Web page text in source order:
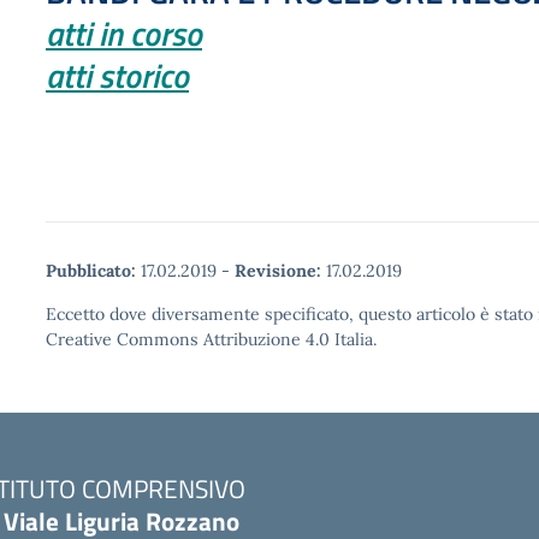
atti in corso
atti storico
Pubblicato: 17.02.2019 - Revisione: 17.02.2019
Eccetto dove diversamente specificato, questo articolo è
Creative Commons Attribuzione 4.0 Italia.
COMPRENSIVO
Viale Liguria Rozzano